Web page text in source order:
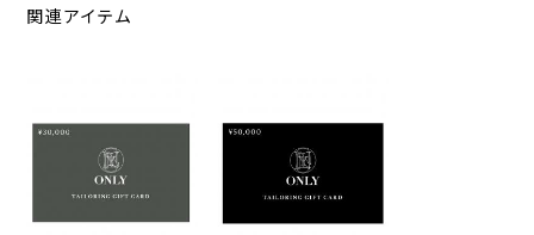
関連アイテム